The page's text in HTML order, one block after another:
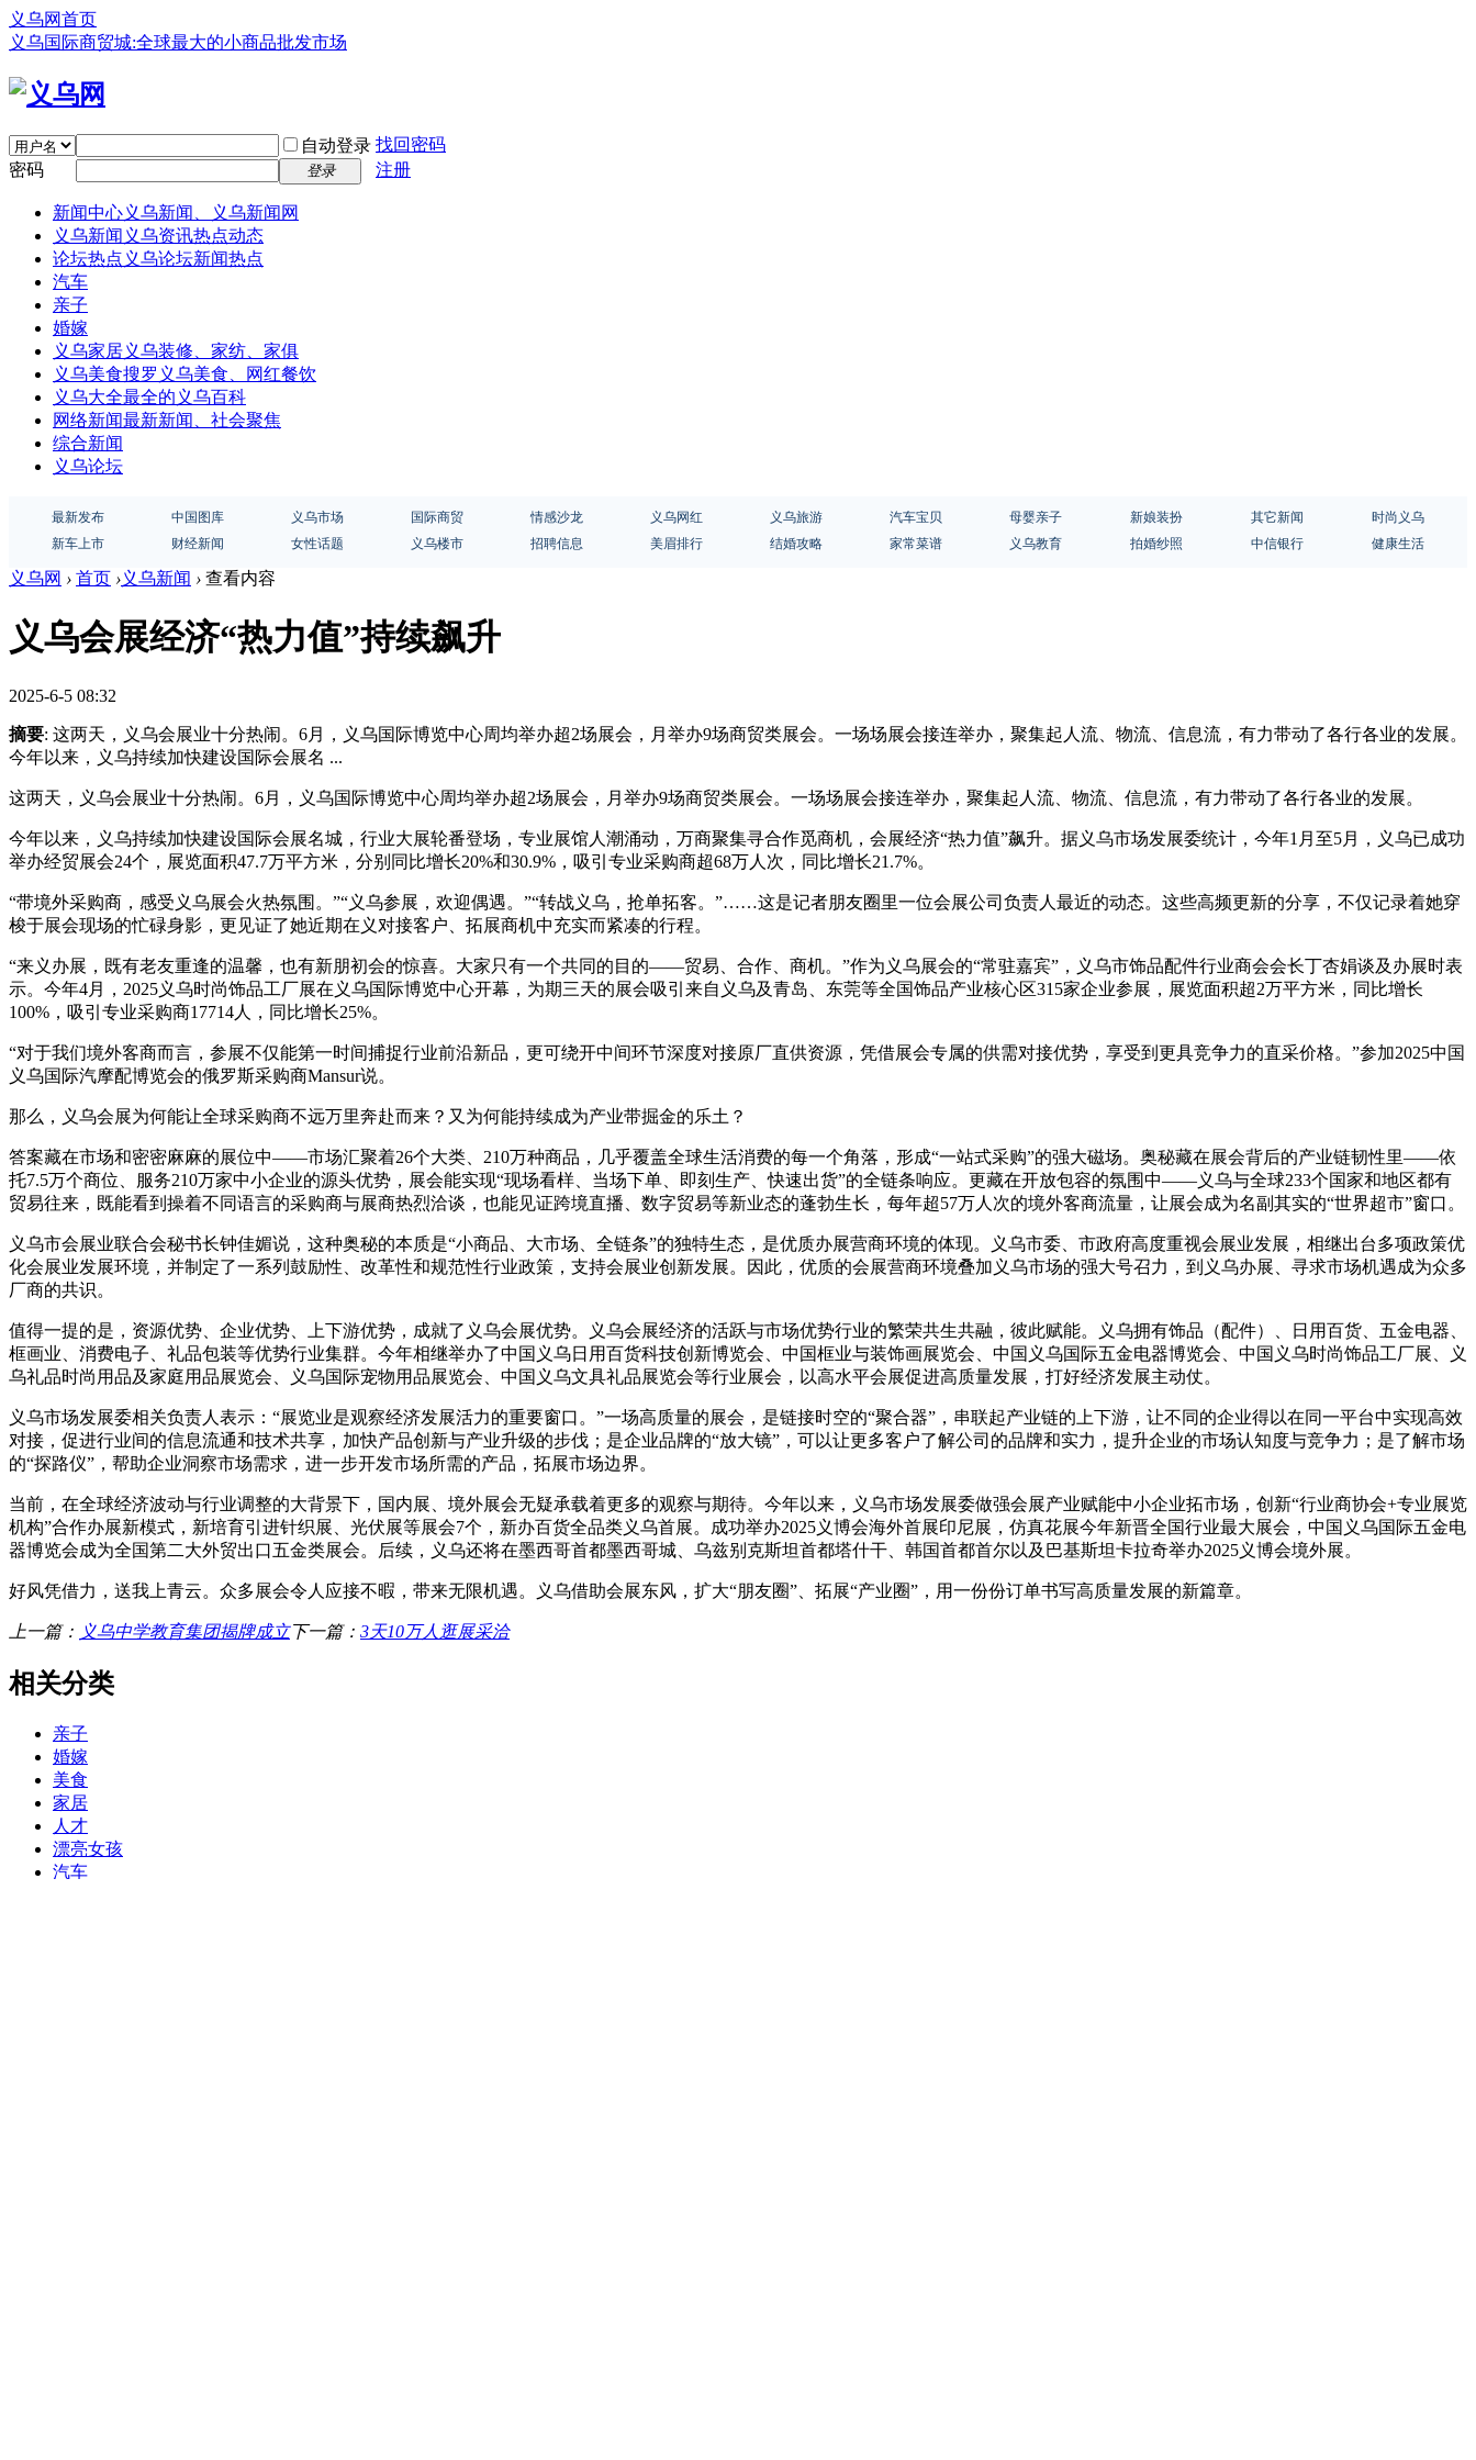
义乌网首页
义乌国际商贸城:全球最大的小商品批发市场
自动登录 找回密码
密码
登录 注册
新闻中心义乌新闻、义乌新闻网
义乌新闻 义乌资讯热点动态
论坛热点 义乌论坛新闻热点
汽车
亲子
婚嫁
义乌家居义乌装修、家纺、家俱
义乌美食搜罗义乌美食、网红餐饮
义乌大全最全的义乌百科
网络新闻最新新闻、社会聚焦
综合新闻
义乌论坛
最新发布 中国图库 义乌市场 国际商贸 情感沙龙 义乌网红 义乌旅游 汽车宝贝 母婴亲子 新娘装扮 其它新闻
时尚义乌
新车上市
财经新闻 女性话题 义乌楼市 招聘信息 美眉排行 结婚攻略 家常菜谱 义乌教育 拍婚纱照 中信银行 健康生活
义乌网 › 首页 ›义乌新闻 › 查看内容
义乌会展经济“热力值”持续飙升
2025-6-5 08:32
摘要: 这两天，义乌会展业十分热闹。6月，义乌国际博览中心周均举办超2场展会，月举办9场商贸类展会。一场场展会接连举办，聚集起人流、物流、信息流，有力带动了各行各业的发展。
今年以来，义乌持续加快建设国际会展名 ...
这两天，义乌会展业十分热闹。6月，义乌国际博览中心周均举办超2场展会，月举办9场商贸类展会。一场场展会接连举办，聚集起人流、物流、信息流，有力带动了各行各业的发展。
今年以来，义乌持续加快建设国际会展名城，行业大展轮番登场，专业展馆人潮涌动，万商聚集寻合作觅商机，会展经济“热力值”飙升。据义乌市场发展委统计，今年1月至5月，义乌已成功
举办经贸展会24个，展览面积47.7万平方米，分别同比增长20%和30.9%，吸引专业采购商超68万人次，同比增长21.7%。
“带境外采购商，感受义乌展会火热氛围。”“义乌参展，欢迎偶遇。”“转战义乌，抢单拓客。”……这是记者朋友圈里一位会展公司负责人最近的动态。这些高频更新的分享，不仅记录着她穿
梭于展会现场的忙碌身影，更见证了她近期在义对接客户、拓展商机中充实而紧凑的行程。
“来义办展，既有老友重逢的温馨，也有新朋初会的惊喜。大家只有一个共同的目的——贸易、合作、商机。”作为义乌展会的“常驻嘉宾”，义乌市饰品配件行业商会会长丁杏娟谈及办展时表
示。今年4月，2025义乌时尚饰品工厂展在义乌国际博览中心开幕，为期三天的展会吸引来自义乌及青岛、东莞等全国饰品产业核心区315家企业参展，展览面积超2万平方米，同比增长
100%，吸引专业采购商17714人，同比增长25%。
“对于我们境外客商而言，参展不仅能第一时间捕捉行业前沿新品，更可绕开中间环节深度对接原厂直供资源，凭借展会专属的供需对接优势，享受到更具竞争力的直采价格。”参加2025中国
义乌国际汽摩配博览会的俄罗斯采购商Mansur说。
那么，义乌会展为何能让全球采购商不远万里奔赴而来？又为何能持续成为产业带掘金的乐土？
答案藏在市场和密密麻麻的展位中——市场汇聚着26个大类、210万种商品，几乎覆盖全球生活消费的每一个角落，形成“一站式采购”的强大磁场。奥秘藏在展会背后的产业链韧性里——依
托7.5万个商位、服务210万家中小企业的源头优势，展会能实现“现场看样、当场下单、即刻生产、快速出货”的全链条响应。更藏在开放包容的氛围中——义乌与全球233个国家和地区都有
贸易往来，既能看到操着不同语言的采购商与展商热烈洽谈，也能见证跨境直播、数字贸易等新业态的蓬勃生长，每年超57万人次的境外客商流量，让展会成为名副其实的“世界超市”窗口。
义乌市会展业联合会秘书长钟佳媚说，这种奥秘的本质是“小商品、大市场、全链条”的独特生态，是优质办展营商环境的体现。义乌市委、市政府高度重视会展业发展，相继出台多项政策优
化会展业发展环境，并制定了一系列鼓励性、改革性和规范性行业政策，支持会展业创新发展。因此，优质的会展营商环境叠加义乌市场的强大号召力，到义乌办展、寻求市场机遇成为众多
厂商的共识。
值得一提的是，资源优势、企业优势、上下游优势，成就了义乌会展优势。义乌会展经济的活跃与市场优势行业的繁荣共生共融，彼此赋能。义乌拥有饰品（配件）、日用百货、五金电器、
框画业、消费电子、礼品包装等优势行业集群。今年相继举办了中国义乌日用百货科技创新博览会、中国框业与装饰画展览会、中国义乌国际五金电器博览会、中国义乌时尚饰品工厂展、义
乌礼品时尚用品及家庭用品展览会、义乌国际宠物用品展览会、中国义乌文具礼品展览会等行业展会，以高水平会展促进高质量发展，打好经济发展主动仗。
义乌市场发展委相关负责人表示：“展览业是观察经济发展活力的重要窗口。”一场高质量的展会，是链接时空的“聚合器”，串联起产业链的上下游，让不同的企业得以在同一平台中实现高效
对接，促进行业间的信息流通和技术共享，加快产品创新与产业升级的步伐；是企业品牌的“放大镜”，可以让更多客户了解公司的品牌和实力，提升企业的市场认知度与竞争力；是了解市场
的“探路仪”，帮助企业洞察市场需求，进一步开发市场所需的产品，拓展市场边界。
当前，在全球经济波动与行业调整的大背景下，国内展、境外展会无疑承载着更多的观察与期待。今年以来，义乌市场发展委做强会展产业赋能中小企业拓市场，创新“行业商协会+专业展览
机构”合作办展新模式，新培育引进针织展、光伏展等展会7个，新办百货全品类义乌首展。成功举办2025义博会海外首展印尼展，仿真花展今年新晋全国行业最大展会，中国义乌国际五金电
器博览会成为全国第二大外贸出口五金类展会。后续，义乌还将在墨西哥首都墨西哥城、乌兹别克斯坦首都塔什干、韩国首都首尔以及巴基斯坦卡拉奇举办2025义博会境外展。
好风凭借力，送我上青云。众多展会令人应接不暇，带来无限机遇。义乌借助会展东风，扩大“朋友圈”、拓展“产业圈”，用一份份订单书写高质量发展的新篇章。
上一篇： 义乌中学教育集团揭牌成立下一篇： 3天10万人逛展采洽
相关分类
亲子
婚嫁
美食
家居
人才
漂亮女孩
汽车